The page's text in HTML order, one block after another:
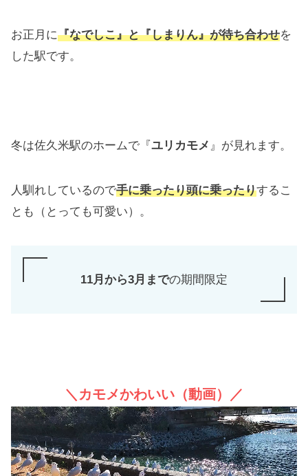
お正月に『なでしこ』と『しまりん』が待ち合わせを
した駅です。
冬は佐久米駅のホームで『 ユリカモメ 』が見れます。
人馴れしているので手に乗ったり頭に乗ったりするこ
とも（とっても可愛い）。
11月から3月までの期間限定
＼カモメかわいい（動画）／